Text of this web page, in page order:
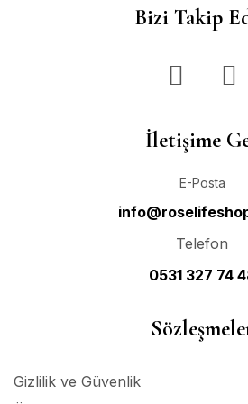
Bizi Takip
İletişime
E-Posta
Telefon
0531 327 74
Gizlilik ve Güvenlik